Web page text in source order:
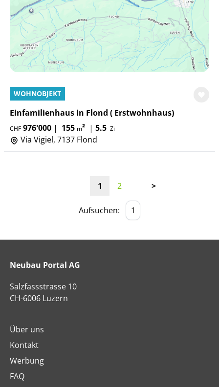
WOHNOBJEKT
Einfamilienhaus in Flond ( Erstwohnhaus)
CHF 976'000 | 155 m² | 5.5 Zi
Via Vigiel, 7137 Flond
1 2 >
Aufsuchen:
Neubau Portal AG
Salzfassstrasse 10
CH-6006 Luzern
Über uns
Kontakt
Werbung
FAQ